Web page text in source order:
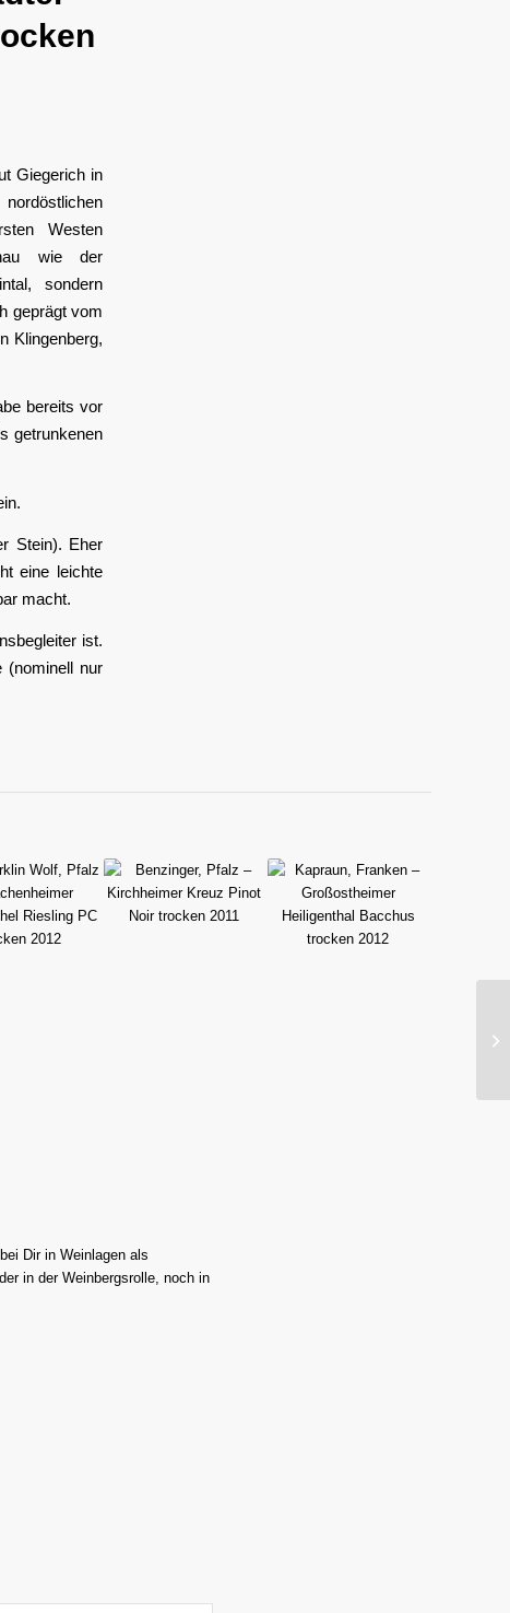
Giegerich in
Westen
wie der
sondern
geprägt vom
Klingenberg,
bereits vor
getrunkenen
Stein). Eher
eine leichte
macht.
ist.
(nominell nur
Dir in Weinlagen als
in der Weinbergsrolle, noch in